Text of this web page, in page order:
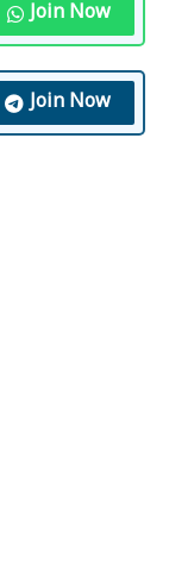
Join Now
Join Now